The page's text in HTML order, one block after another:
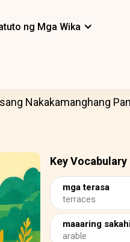
ng Mga Wika
Nakakamanghang
Key Vocabulary
mga terasa
terraces
maaaring
arable